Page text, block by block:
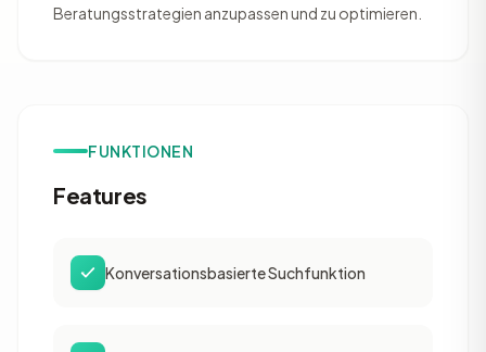
Beratungsstrategien anzupassen und zu optimieren.
FUNKTIONEN
Features
Konversationsbasierte Suchfunktion